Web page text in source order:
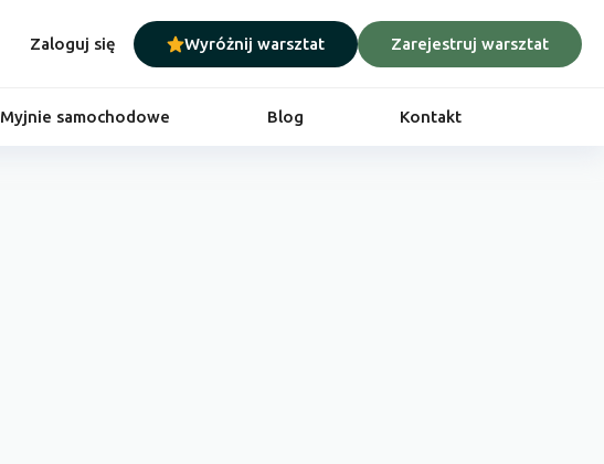
Zaloguj się Wyróżnij warsztat Zarejestruj warsztat
Myjnie samochodowe Blog Kontakt